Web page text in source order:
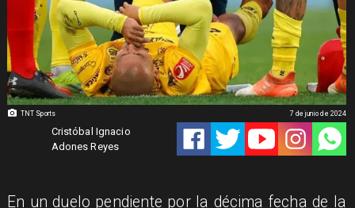
TNT Sports
Cristóbal Ignacio
Adones Reyes
7 de junio de 2024
En un duelo pendiente por la décima fecha de la